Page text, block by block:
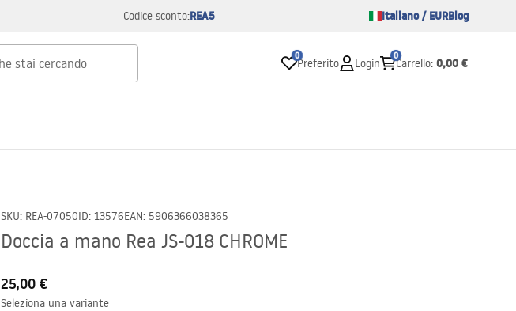
Codice sconto:REA5 Italiano / EURBlog
0
Preferito Login
0
Carrello: 0,00 €
SKU: REA-07050ID: 13576EAN: 5906366038365
Doccia a mano Rea JS-018 CHROME
25,00 €
Seleziona una variante